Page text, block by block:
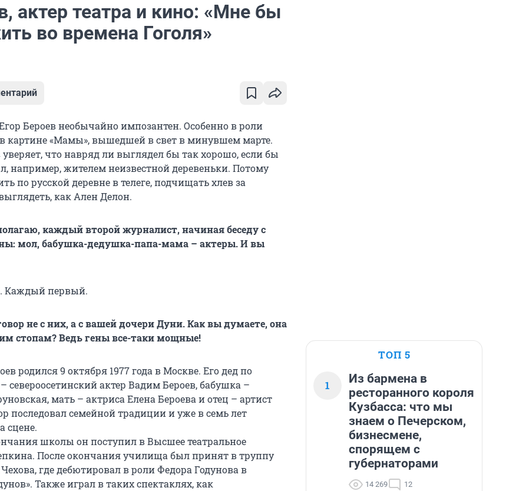
актер театра и кино: «Мне бы
во времена Гоголя»
Бероев необычайно импозантен. Особенно в роли
в картине «Мамы», вышедшей в свет в минувшем марте.
что навряд ли выглядел бы так хорошо, если бы
например, жителем неизвестной деревеньки. Потому
по русской деревне в телеге, подчищать хлев за
как Ален Делон.
каждый второй журналист, начиная беседу с
мол, бабушка-дедушка-папа-мама – актеры. И вы
Каждый первый.
не с них, а с вашей дочери Дуни. Как вы думаете, она
стопам? Ведь гены все-таки мощные!
родился 9 октября 1977 года в Москве. Его дед по
североосетинский актер Вадим Бероев, бабушка –
мать – актриса Елена Бероева и отец – артист
последовал семейной традиции и уже в семь лет
сцене.
школы он поступил в Высшее театральное
После окончания училища был принят в труппу
где дебютировал в роли Федора Годунова в
Также играл в таких спектаклях, как
ТОП 5
1
Из бармена в
ресторанного короля
Кузбасса: что мы
знаем о Печерском,
бизнесмене,
спорящем с
губернаторами
14 269 12